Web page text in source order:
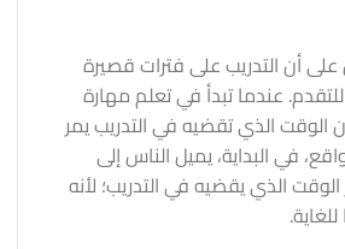
على أن التدريب على فترات قصيرة
عندما تبدأ في تعلم مهارة
الوقت الذي تقضيه في التدريب يمر
في البداية، يميل الناس إلى
الذي يقضيه في التدريب؛ لأنه